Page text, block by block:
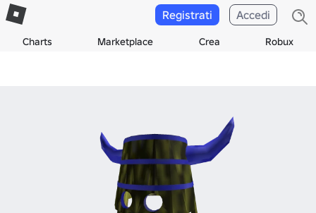
Charts Marketplace Crea Robux
Registrati Accedi